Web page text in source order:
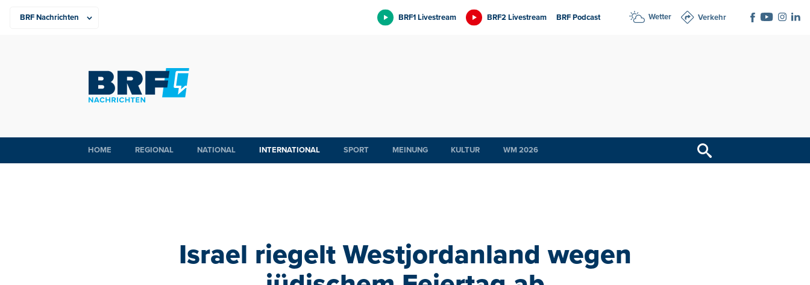
BRF1 Livestream BRF2 Livestream BRF Podcast Wetter Verkehr
HOME REGIONAL NATIONAL INTERNATIONAL SPORT MEINUNG KULTUR WM 2026
Israel riegelt Westjordanland wegen